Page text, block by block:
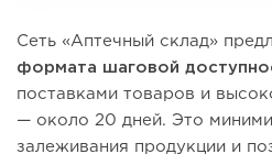
Сеть «Аптечный склад»
формата шаговой
поставками товаров и
— около 20 дней. Это
залеживания продукции и